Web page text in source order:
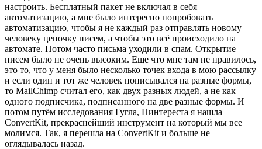
настроить. Бесплатный пакет не включал в себя
автоматизацию, а мне было интересно попробовать
автоматизацию, чтобы я не каждый раз отправлять новому
человеку цепочку писем, а чтобы это всё происходило на
автомате. Потом часто письма уходили в спам. Открытие
писем было не очень высоким. Еще что мне там не нравилось,
это то, что у меня было несколько точек входа в мою рассылку
и если один и тот же человек пописывался на разные формы,
то MailChimp считал его, как двух разных людей, а не как
одного подписчика, подписанного на две разные формы. И
потом путём исследования Гугла, Пинтереста я нашла
ConvertKit, прекраснейший инструмент на который мы все
молимся. Так, я перешла на ConvertKit и больше не
оглядывалась назад.